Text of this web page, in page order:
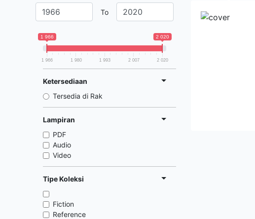
To
1 966 2 020
1 966 1 980 1 993 2 007 2 020
Ketersediaan
Tersedia di Rak
Lampiran
PDF
Audio
Video
Tipe Koleksi
Fiction
Reference